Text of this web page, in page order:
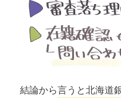
結論から言うと北海道